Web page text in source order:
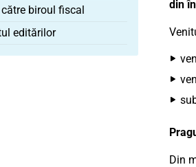
din
Din
biroul fiscal
editărilor